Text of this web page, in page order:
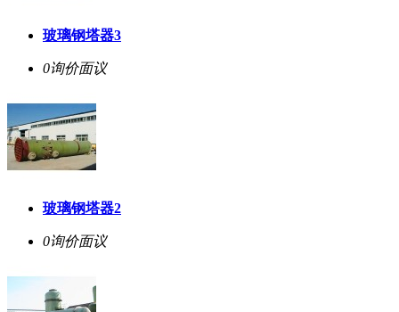
玻璃钢塔器3
0询价面议
玻璃钢塔器2
0询价面议